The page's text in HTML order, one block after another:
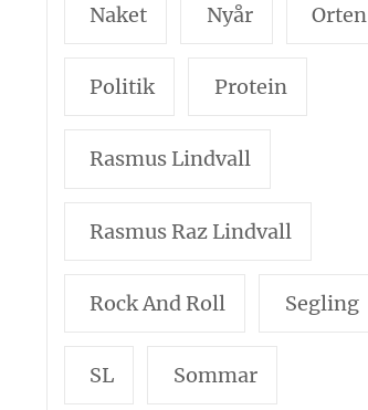
Naket Nyår Orten
Politik Protein
Rasmus Lindvall
Rasmus Raz Lindvall
Rock And Roll Segling
SL Sommar